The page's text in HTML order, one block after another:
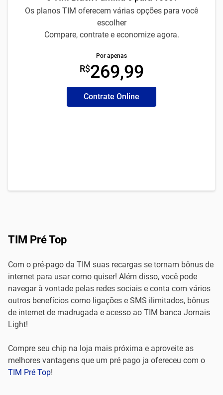
Os planos TIM oferecem várias opções para você
escolher
Compare, contrate e economize agora.
Por apenas
R$269,99
Contrate Online
TIM Pré Top
Com o pré-pago da TIM suas recargas se tornam bônus de
internet para usar como quiser! Além disso, você pode
navegar à vontade pelas redes sociais e conta com vários
outros benefícios como ligações e SMS ilimitados, bônus
de internet de madrugada e acesso ao TIM banca Jornais
Light!
Compre seu chip na loja mais próxima e aproveite as
melhores vantagens que um pré pago ja ofereceu com o
TIM Pré Top!